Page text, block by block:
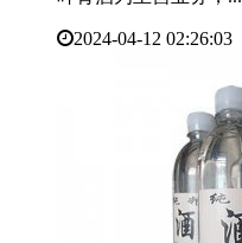
2024-04-12 02:26:03